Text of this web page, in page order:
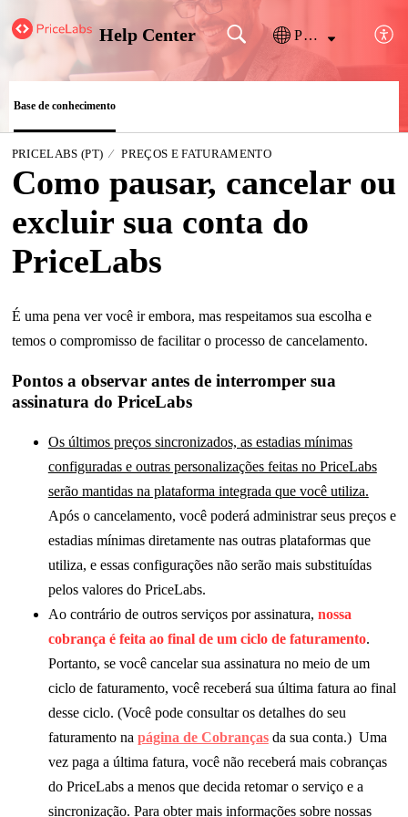
Help Center Português
Base de conhecimento
PRICELABS (PT) PREÇOS E FATURAMENTO
Como pausar, cancelar ou
excluir sua conta do
PriceLabs
É uma pena ver você ir embora, mas respeitamos sua escolha e
temos o compromisso de facilitar o processo de cancelamento.
Pontos a observar antes de interromper sua
assinatura do PriceLabs
Os últimos preços sincronizados, as estadias mínimas
configuradas e outras personalizações feitas no PriceLabs
serão mantidas na plataforma integrada que você utiliza.
Após o cancelamento, você poderá administrar seus preços e
estadias mínimas diretamente nas outras plataformas que
utiliza, e essas configurações não serão mais substituídas
pelos valores do PriceLabs.
Ao contrário de outros serviços por assinatura, nossa
cobrança é feita ao final de um ciclo de faturamento.
Portanto, se você cancelar sua assinatura no meio de um
ciclo de faturamento, você receberá sua última fatura ao final
desse ciclo. (Você pode consultar os detalhes do seu
faturamento na página de Cobrançasda sua conta.) Uma
vez paga a última fatura, você não receberá mais cobranças
do PriceLabs a menos que decida retomar o serviço e a
sincronização. Para obter mais informações sobre nossas